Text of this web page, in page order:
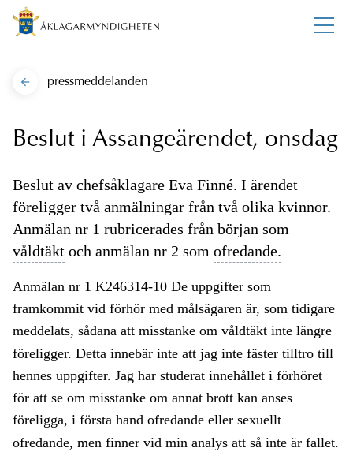
pressmeddelanden
Beslut i Assangeärendet, onsdag
Beslut av chefsåklagare Eva Finné. I ärendet
föreligger två anmälningar från två olika kvinnor.
Anmälan nr 1 rubricerades från början som
våldtäkt och anmälan nr 2 som ofredande.
Anmälan nr 1 K246314-10 De uppgifter som
framkommit vid förhör med målsägaren är, som tidigare
meddelats, sådana att misstanke om våldtäkt inte längre
föreligger. Detta innebär inte att jag inte fäster tilltro till
hennes uppgifter. Jag har studerat innehållet i förhöret
för att se om misstanke om annat brott kan anses
föreligga, i första hand ofredande eller sexuellt
ofredande, men finner vid min analys att så inte är fallet.